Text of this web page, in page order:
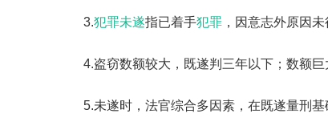
3.犯罪未遂指已着手犯罪 ，因意志外原因
4.盗窃数额较大，既遂判三年以下；数额
5.未遂时，法官综合多因素，在既遂量刑基